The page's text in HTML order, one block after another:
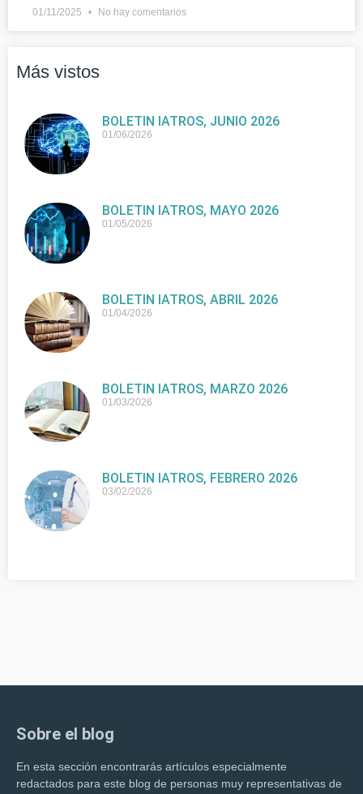
01/11/2025 No hay comentarios
Más vistos
BOLETIN IATROS, JUNIO 2026
01/06/2026
BOLETIN IATROS, MAYO 2026
01/05/2026
BOLETIN IATROS, ABRIL 2026
01/04/2026
BOLETIN IATROS, MARZO 2026
01/03/2026
BOLETIN IATROS, FEBRERO 2026
03/02/2026
Sobre el blog
En esta sección encontrarás artículos especialmente
redactados para este blog de personas muy representativas de